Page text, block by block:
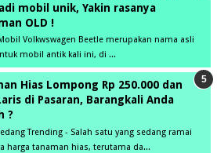
mobil unik, Yakin rasanya
OLD !
Volkwswagen Beetle merupakan nama asli
mobil antik kali ini, di ...
Hias Lompong Rp 250.000 dan
di Pasaran, Barangkali Anda
?
Trending - Salah satu yang sedang ramai
harga tanaman hias, terutama da...